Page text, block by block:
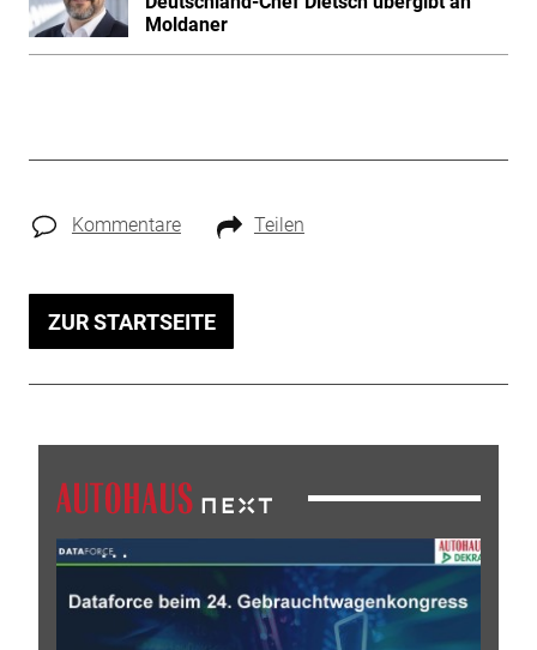
Moldaner
Kommentare Teilen
ZUR STARTSEITE